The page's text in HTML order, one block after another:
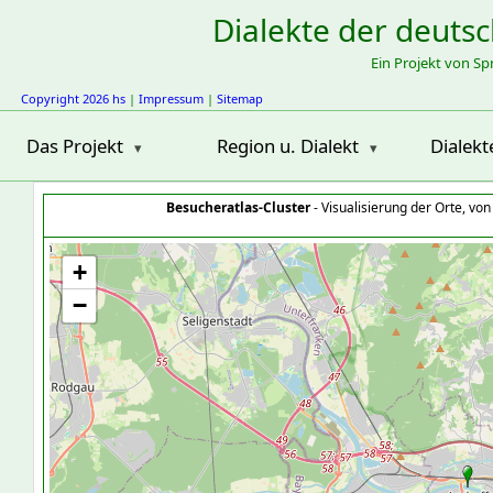
Dialekte der
Ein Projekt von
Copyright 2026 hs | Impressum | Sitemap
Das Projekt Region u. Dialekt
Besucheratlas-Cluster- Visualisierung der Orte,
+
−